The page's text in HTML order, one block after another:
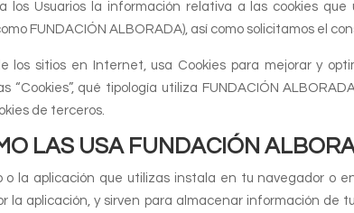
Usuarios la información relativa a las cookies
FUNDACIÓN ALBORADA), así como solicitamos el
los sitios en Internet, usa Cookies para mejorar y
qué tipología utiliza FUNDACIÓN
de terceros.
LAS USA FUNDACIÓN
o la aplicación que utilizas instala en tu navegador o
la aplicación, y sirven para almacenar información de